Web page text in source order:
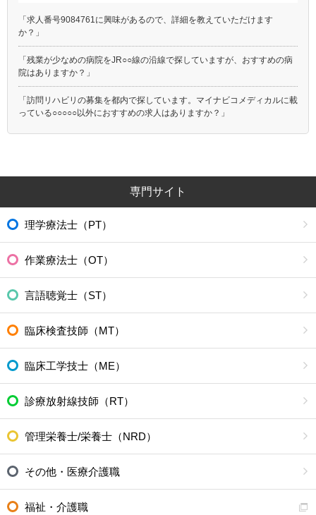
「求人番号9084761に興味があるので、詳細を教えていただけます
か？」
「残業が少なめの病院をJR○○線の沿線で探していますが、おすすめの病
院はありますか？」
「訪問リハビリの募集を都内で探しています。マイナビコメディカルに載
っている○○○○○以外におすすめの求人はありますか？」
専門サイト
理学療法士（PT）
作業療法士（OT）
言語聴覚士（ST）
臨床検査技師（MT）
臨床工学技士（ME）
診療放射線技師（RT）
管理栄養士/栄養士（NRD）
その他・医療介護職
福祉・介護職